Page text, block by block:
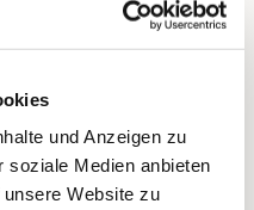
und Anzeigen zu
soziale Medien anbieten
Website zu
bei gutem Kaffee die